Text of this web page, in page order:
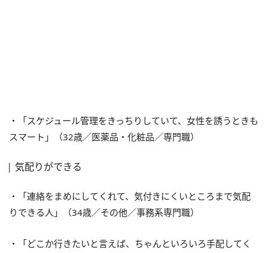
・「スケジュール管理をきっちりしていて、女性を誘うときも
スマート」（32歳／医薬品・化粧品／専門職）
気配りができる
・「連絡をまめにしてくれて、気付きにくいところまで気配
りできる人」（34歳／その他／事務系専門職）
・「どこか行きたいと言えば、ちゃんといろいろ手配してく